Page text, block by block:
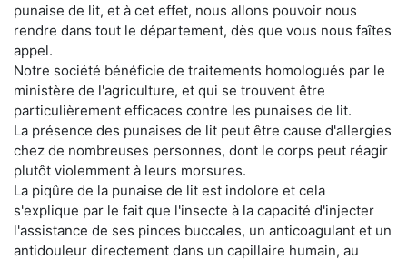
punaise de lit, et à cet effet, nous allons pouvoir nous
rendre dans tout le département, dès que vous nous faîtes
appel.
Notre société bénéficie de traitements homologués par le
ministère de l'agriculture, et qui se trouvent être
particulièrement efficaces contre les punaises de lit.
La présence des punaises de lit peut être cause d'allergies
chez de nombreuses personnes, dont le corps peut réagir
plutôt violemment à leurs morsures.
La piqûre de la punaise de lit est indolore et cela
s'explique par le fait que l'insecte à la capacité d'injecter
l'assistance de ses pinces buccales, un anticoagulant et un
antidouleur directement dans un capillaire humain, au